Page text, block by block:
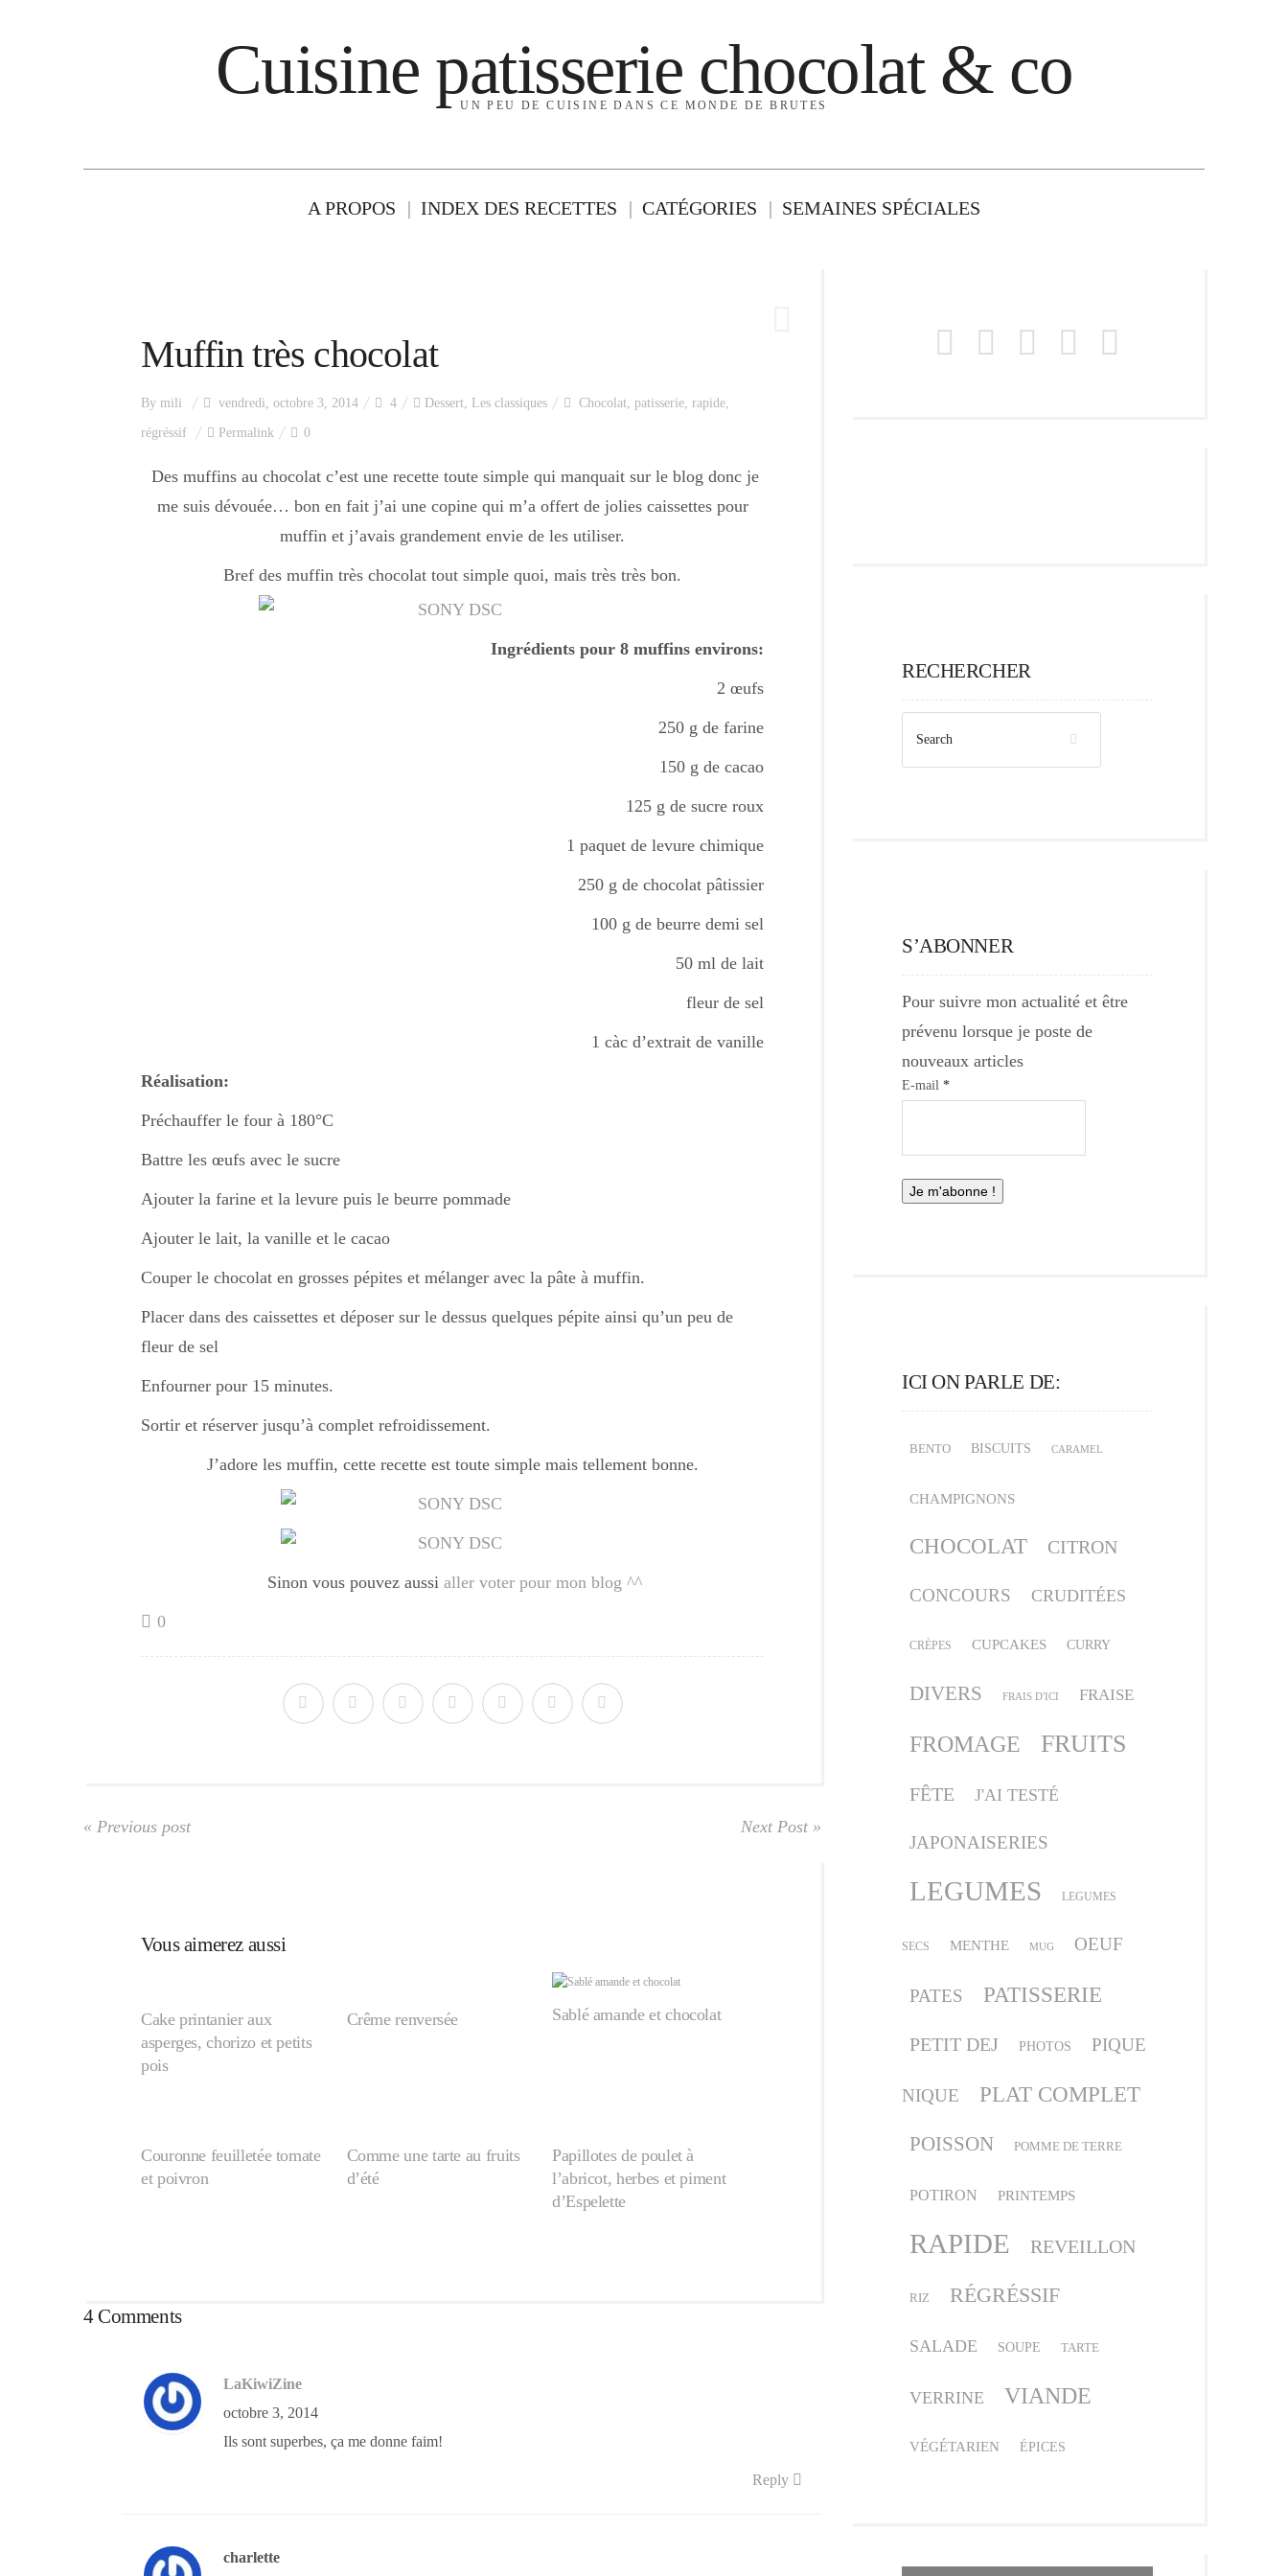
Cuisine patisserie chocolat & co
UN PEU DE CUISINE DANS CE MONDE DE BRUTES
A PROPOS INDEX DES RECETTES CATÉGORIES SEMAINES SPÉCIALES
Muffin très chocolat
By mili vendredi, octobre 3, 2014 4 Dessert, Les classiques Chocolat, patisserie, rapide,
régréssif Permalink 0
Des muffins au chocolat c’est une recette toute simple qui manquait sur le blog donc je
me suis dévouée… bon en fait j’ai une copine qui m’a offert de jolies caissettes pour
muffin et j’avais grandement envie de les utiliser.
Bref des muffin très chocolat tout simple quoi, mais très très bon.
Ingrédients pour 8 muffins environs:
2 œufs
250 g de farine
150 g de cacao
125 g de sucre roux
1 paquet de levure chimique
250 g de chocolat pâtissier
100 g de beurre demi sel
50 ml de lait
fleur de sel
1 càc d’extrait de vanille
Réalisation:
Préchauffer le four à 180°C
Battre les œufs avec le sucre
Ajouter la farine et la levure puis le beurre pommade
Ajouter le lait, la vanille et le cacao
Couper le chocolat en grosses pépites et mélanger avec la pâte à muffin.
Placer dans des caissettes et déposer sur le dessus quelques pépite ainsi qu’un peu de
fleur de sel
Enfourner pour 15 minutes.
Sortir et réserver jusqu’à complet refroidissement.
J’adore les muffin, cette recette est toute simple mais tellement bonne.
Sinon vous pouvez aussi aller voter pour mon blog ^^
0
« Previous post Next Post »
Vous aimerez aussi
Cake printanier aux
asperges, chorizo et petits
pois
Crême renversée Sablé amande et chocolat
Couronne feuilletée tomate
et poivron
Comme une tarte au fruits
d’été
Papillotes de poulet à
l’abricot, herbes et piment
d’Espelette
4 Comments
LaKiwiZine
octobre 3, 2014
Ils sont superbes, ça me donne faim!
Reply
charlette
RECHERCHER
S’ABONNER
Pour suivre mon actualité et être
prévenu lorsque je poste de
nouveaux articles
E-mail *
ICI ON PARLE DE:
BENTO BISCUITS CARAMEL
CHAMPIGNONS
CHOCOLAT CITRON
CONCOURS CRUDITÉES
CRÈPES CUPCAKES CURRY
DIVERS FRAIS D'ICI FRAISE
FROMAGE FRUITS
FÊTE J'AI TESTÉ
JAPONAISERIES
LEGUMES LEGUMES
SECS MENTHE MUG OEUF
PATES PATISSERIE
PETIT DEJ PHOTOS PIQUE
NIQUE PLAT COMPLET
POISSON POMME DE TERRE
POTIRON PRINTEMPS
RAPIDE REVEILLON
RIZ RÉGRÉSSIF
SALADE SOUPE TARTE
VERRINE VIANDE
VÉGÉTARIEN ÉPICES